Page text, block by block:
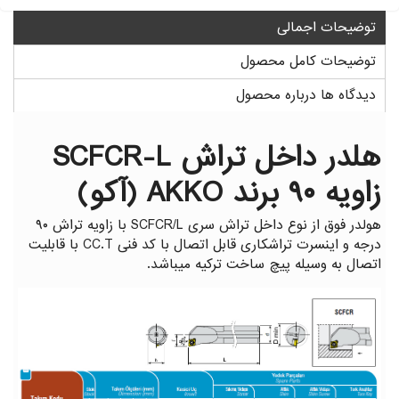
توضیحات اجمالی
توضیحات کامل محصول
دیدگاه ها درباره محصول
هلدر داخل تراش SCFCR-L
زاویه ۹۰ برند AKKO (آکو)
هولدر فوق از نوع داخل تراش سری SCFCR/L با زاویه تراش ۹۰
درجه و اینسرت تراشکاری قابل اتصال با کد فنی CC.T با قابلیت
اتصال به وسیله پیچ ساخت ترکیه میباشد.